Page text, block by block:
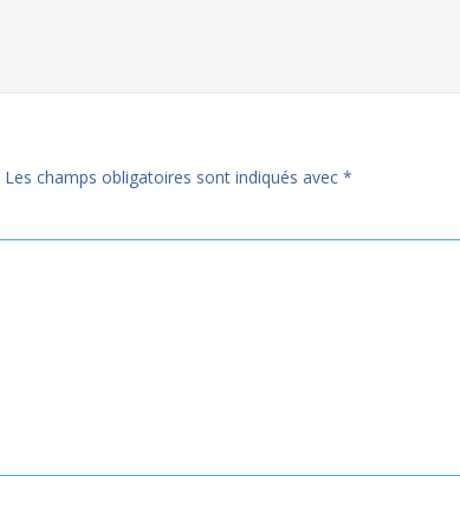
Les champs obligatoires sont indiqués avec *